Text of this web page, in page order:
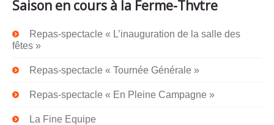
Saison en cours à la Ferme-Thvtre
Repas-spectacle « L’inauguration de la salle des
fêtes »
Repas-spectacle « Tournée Générale »
Repas-spectacle « En Pleine Campagne »
La Fine Equipe